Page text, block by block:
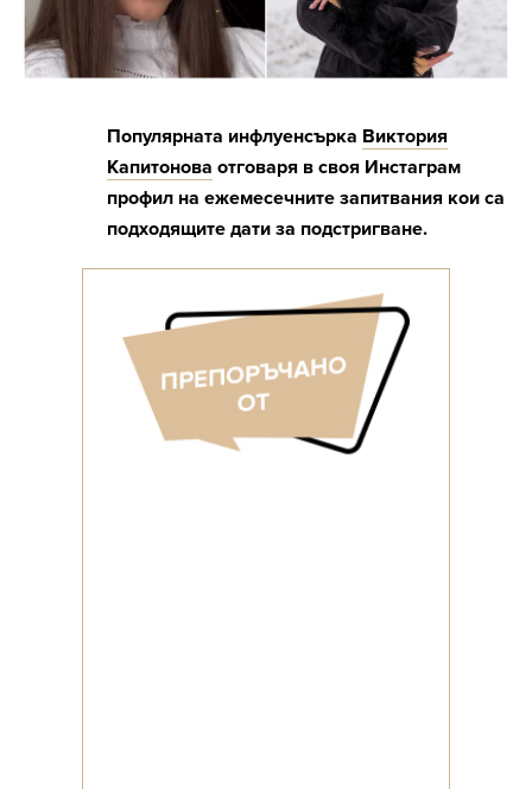
Популярната инфлуенсърка Виктория
Капитонова отговаря в своя Инстаграм
профил на ежемесечните запитвания кои са
подходящите дати за подстригване.